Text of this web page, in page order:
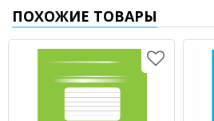
ПОХОЖИЕ ТОВАРЫ